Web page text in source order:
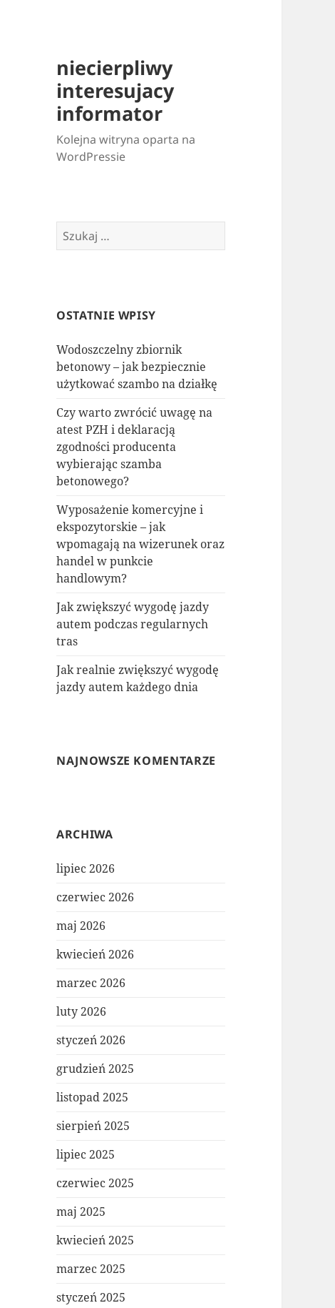
niecierpliwy
interesujacy
informator
Kolejna witryna oparta na
WordPressie
Szukaj:
OSTATNIE WPISY
Wodoszczelny zbiornik
betonowy – jak bezpiecznie
użytkować szambo na działkę
Czy warto zwrócić uwagę na
atest PZH i deklaracją
zgodności producenta
wybierając szamba
betonowego?
Wyposażenie komercyjne i
ekspozytorskie – jak
wpomagają na wizerunek oraz
handel w punkcie
handlowym?
Jak zwiększyć wygodę jazdy
autem podczas regularnych
tras
Jak realnie zwiększyć wygodę
jazdy autem każdego dnia
NAJNOWSZE KOMENTARZE
ARCHIWA
lipiec 2026
czerwiec 2026
maj 2026
kwiecień 2026
marzec 2026
luty 2026
styczeń 2026
grudzień 2025
listopad 2025
sierpień 2025
lipiec 2025
czerwiec 2025
maj 2025
kwiecień 2025
marzec 2025
styczeń 2025